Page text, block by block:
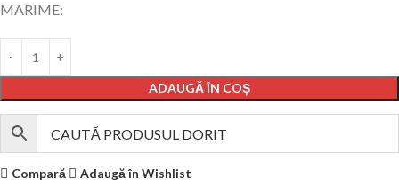
MARIME:
ADAUGĂ ÎN COȘ
Compară
Adaugă în Wishlist